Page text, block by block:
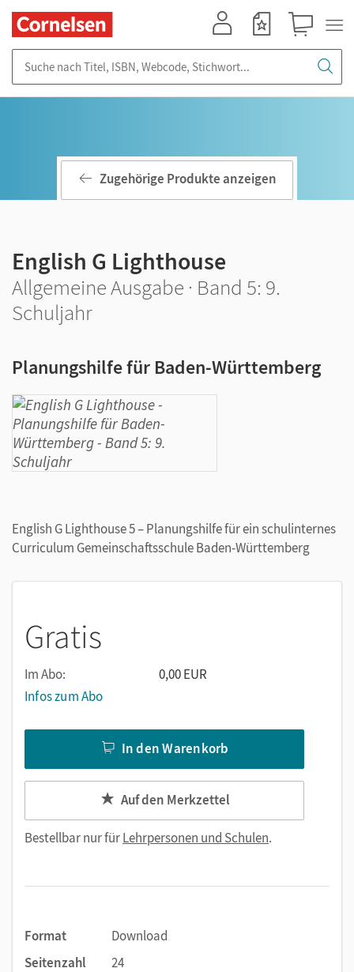
Zugehörige Produkte anzeigen
English G Lighthouse
Allgemeine Ausgabe · Band 5: 9.
Schuljahr
Planungshilfe für Baden-Württemberg
English G Lighthouse 5 – Planungshilfe für ein schulinternes
Curriculum Gemeinschaftsschule Baden-Württemberg
Gratis
Im Abo:
0,00 EUR
Infos zum Abo
In den Warenkorb
Auf den Merkzettel
Bestellbar nur fürLehrpersonen und Schulen.
Format
Download
Seitenzahl
24